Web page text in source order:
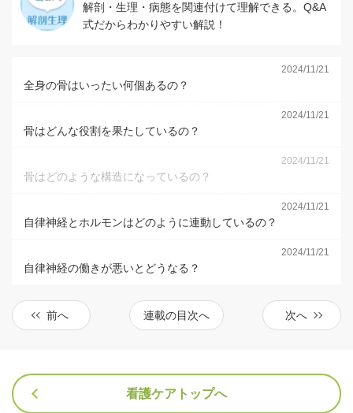
解剖・生理・病態を関連付けて理解できる。Q&A
式だからわかりやすい解説！
2024/11/21
全身の骨はいったい何個あるの？
2024/11/21
骨はどんな役割を果たしているの？
2024/11/21
骨はどのような構造になっているの？
2024/11/21
自律神経とホルモンはどのように連動しているの？
2024/11/21
自律神経の働きが悪いとどうなる？
前へ 連載の目次へ 次へ
看護ケアトップへ